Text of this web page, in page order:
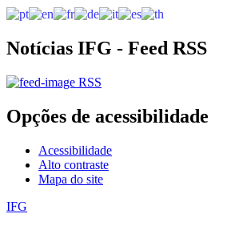
Notícias IFG - Feed RSS
RSS
Opções de acessibilidade
Acessibilidade
Alto contraste
Mapa do site
IFG